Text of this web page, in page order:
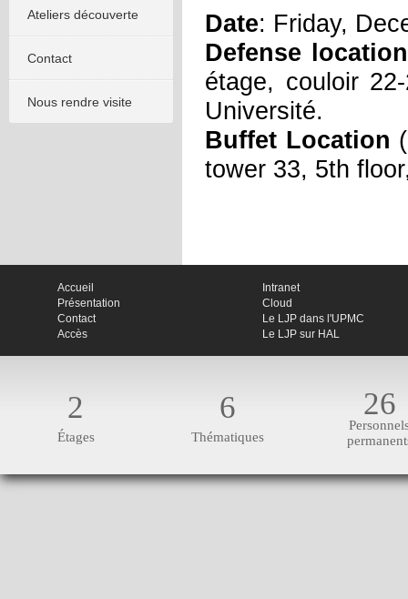
Ateliers découverte
Contact
Nous rendre visite
Date: Friday,
Defense location
étage, couloir
Université.
Buffet Location
tower 33, 5th
Accueil
Présentation
Contact
Accès
Intranet
Cloud
Le LJP dans l'UPMC
Le LJP sur HAL
2
Étages
6
Thématiques
26